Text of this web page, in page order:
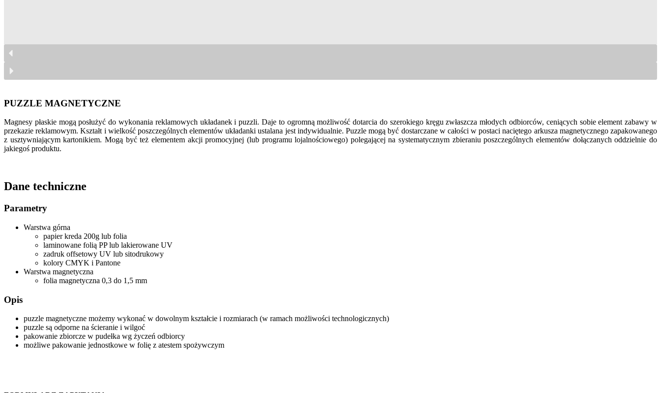
PUZZLE MAGNETYCZNE
Magnesy płaskie mogą posłużyć do wykonania reklamowych układanek i puzzli. Daje to ogromną możliwość dotarcia do szerokiego kręgu zwłaszcza młodych odbiorców, ceniących sobie element zabawy w
przekazie reklamowym. Kształt i wielkość poszczególnych elementów układanki ustalana jest indywidualnie. Puzzle mogą być dostarczane w całości w postaci naciętego arkusza magnetycznego zapakowanego
z usztywniającym kartonikiem. Mogą być też elementem akcji promocyjnej (lub programu lojalnościowego) polegającej na systematycznym zbieraniu poszczególnych elementów dołączanych oddzielnie do
jakiegoś produktu.
Dane techniczne
Parametry
Warstwa górna
papier kreda 200g lub folia
laminowane folią PP lub lakierowane UV
zadruk offsetowy UV lub sitodrukowy
kolory CMYK i Pantone
Warstwa magnetyczna
folia magnetyczna 0,3 do 1,5 mm
Opis
puzzle magnetyczne możemy wykonać w dowolnym kształcie i rozmiarach (w ramach możliwości technologicznych)
puzzle są odporne na ścieranie i wilgoć
pakowanie zbiorcze w pudełka wg życzeń odbiorcy
możliwe pakowanie jednostkowe w folię z atestem spożywczym